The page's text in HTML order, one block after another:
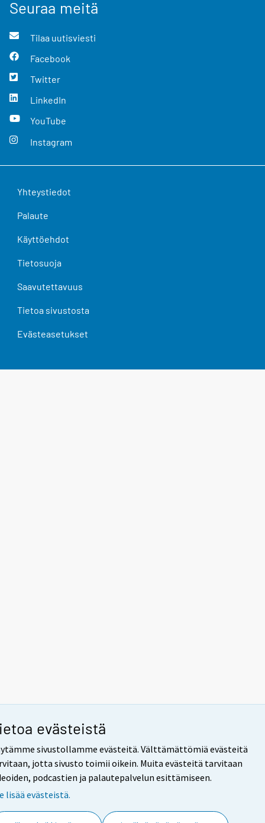
evästeistä
sivustollamme evästeitä. Välttämättömiä evästeitä
jotta sivusto toimii oikein. Muita evästeitä tarvitaan
podcastien ja palautepalvelun esittämiseen.
lisää evästeistä.
Seuraa meitä
Tilaa uutisviesti
Facebook
Twitter
LinkedIn
YouTube
Instagram
Yhteystiedot
Palaute
Käyttöehdot
Tietosuoja
Saavutettavuus
Tietoa sivustosta
Evästeasetukset